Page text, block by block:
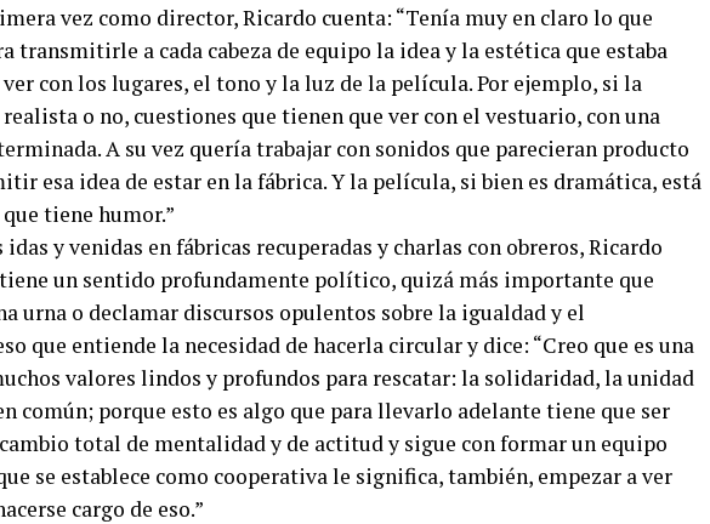
vez como director, Ricardo cuenta: “Tenía muy en claro lo que
transmitirle a cada cabeza de equipo la idea y la estética que estaba
ver con los lugares, el tono y la luz de la película. Por ejemplo, si la
o no, cuestiones que tienen que ver con el vestuario, con una
A su vez quería trabajar con sonidos que parecieran producto
esa idea de estar en la fábrica. Y la película, si bien es dramática, está
tiene humor.”
y venidas en fábricas recuperadas y charlas con obreros, Ricardo
un sentido profundamente político, quizá más importante que
urna o declamar discursos opulentos sobre la igualdad y el
que entiende la necesidad de hacerla circular y dice: “Creo que es una
valores lindos y profundos para rescatar: la solidaridad, la unidad
común; porque esto es algo que para llevarlo adelante tiene que ser
total de mentalidad y de actitud y sigue con formar un equipo
se establece como cooperativa le significa, también, empezar a ver
cargo de eso.”